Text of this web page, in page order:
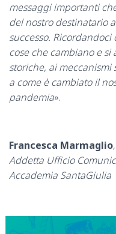
messaggi importanti
del nostro destinatario
successo. Ricordandoci
cose che cambiano e
storiche, ai meccanismi
a come è cambiato il
pandemia».
Francesca Marmaglio,
Addetta Ufficio
Accademia SantaGiulia